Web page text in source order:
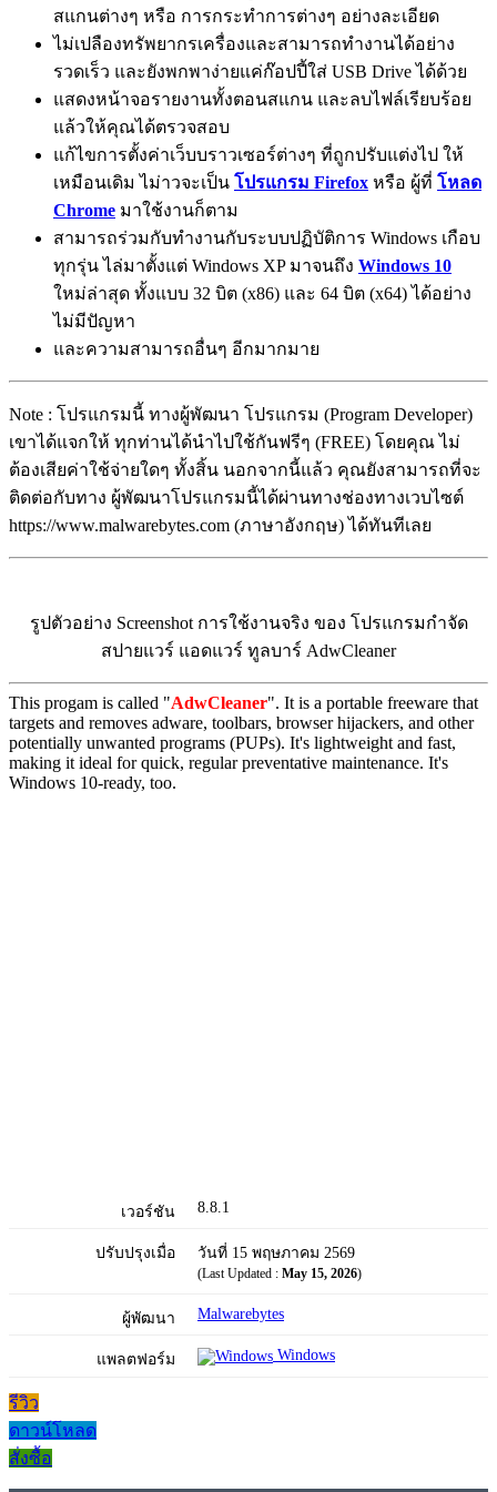
สแกนต่างๆ หรือ การกระทำการต่างๆ อย่างละเอียด
ไม่เปลืองทรัพยากรเครื่องและสามารถทำงานได้อย่าง
รวดเร็ว และยังพกพาง่ายแค่ก๊อปปี้ใส่ USB Drive ได้ด้วย
แสดงหน้าจอรายงานทั้งตอนสแกน และลบไฟล์เรียบร้อย
แล้วให้คุณได้ตรวจสอบ
แก้ไขการตั้งค่าเว็บบราวเซอร์ต่างๆ ที่ถูกปรับแต่งไป ให้
เหมือนเดิม ไม่าวจะเป็น โปรแกรม Firefox หรือ ผู้ที่ โหลด
Chrome มาใช้งานก็ตาม
สามารถร่วมกับทำงานกับระบบปฏิบัติการ Windows เกือบ
ทุกรุ่น ไล่มาตั้งแต่ Windows XP มาจนถึง Windows 10
ใหม่ล่าสุด ทั้งแบบ 32 บิต (x86) และ 64 บิต (x64) ได้อย่าง
ไม่มีปัญหา
และความสามารถอื่นๆ อีกมากมาย
Note : โปรแกรมนี้ ทางผู้พัฒนา โปรแกรม (Program Developer)
เขาได้แจกให้ ทุกท่านได้นำไปใช้กันฟรีๆ (FREE) โดยคุณ ไม่
ต้องเสียค่าใช้จ่ายใดๆ ทั้งสิ้น นอกจากนี้แล้ว คุณยังสามารถที่จะ
ติดต่อกับทาง ผู้พัฒนาโปรแกรมนี้ได้ผ่านทางช่องทางเวบไซต์
https://www.malwarebytes.com (ภาษาอังกฤษ) ได้ทันทีเลย
รูปตัวอย่าง Screenshot การใช้งานจริง ของ โปรแกรมกำจัด
สปายแวร์ แอดแวร์ ทูลบาร์ AdwCleaner
This progam is called "AdwCleaner". It is a portable freeware that
targets and removes adware, toolbars, browser hijackers, and other
potentially unwanted programs (PUPs). It's lightweight and fast,
making it ideal for quick, regular preventative maintenance. It's
Windows 10-ready, too.
เวอร์ชัน 8.8.1
ปรับปรุงเมื่อ วันที่ 15 พฤษภาคม 2569
(Last Updated : May 15, 2026)
ผู้พัฒนา Malwarebytes
แพลตฟอร์ม Windows
รีวิว
ดาวน์โหลด
สั่งซื้อ